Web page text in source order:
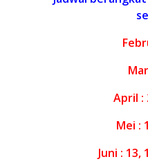
April :
Mei :
Juni : 13,